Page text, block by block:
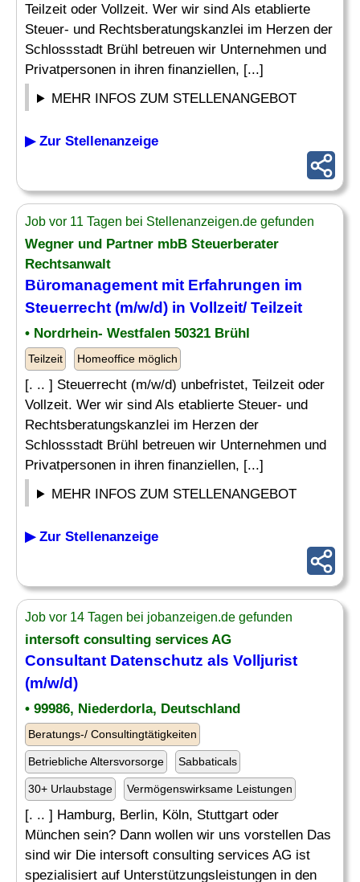
Teilzeit oder Vollzeit. Wer wir sind Als etablierte
Steuer- und Rechtsberatungskanzlei im Herzen der
Schlossstadt Brühl betreuen wir Unternehmen und
Privatpersonen in ihren finanziellen, [...]
MEHR INFOS ZUM STELLENANGEBOT
▶ Zur Stellenanzeige
Job vor 11 Tagen bei Stellenanzeigen.de gefunden
Wegner und Partner mbB Steuerberater
Rechtsanwalt
Büromanagement mit Erfahrungen im
Steuerrecht (m/w/d) in Vollzeit/ Teilzeit
• Nordrhein- Westfalen 50321 Brühl
Teilzeit Homeoffice möglich
[. .. ] Steuerrecht (m/w/d) unbefristet, Teilzeit oder
Vollzeit. Wer wir sind Als etablierte Steuer- und
Rechtsberatungskanzlei im Herzen der
Schlossstadt Brühl betreuen wir Unternehmen und
Privatpersonen in ihren finanziellen, [...]
MEHR INFOS ZUM STELLENANGEBOT
▶ Zur Stellenanzeige
Job vor 14 Tagen bei jobanzeigen.de gefunden
intersoft consulting services AG
Consultant Datenschutz als Volljurist
(m/w/d)
• 99986, Niederdorla, Deutschland
Beratungs-/ Consultingtätigkeiten
Betriebliche Altersvorsorge Sabbaticals
30+ Urlaubstage Vermögenswirksame Leistungen
[. .. ] Hamburg, Berlin, Köln, Stuttgart oder
München sein? Dann wollen wir uns vorstellen Das
sind wir Die intersoft consulting services AG ist
spezialisiert auf Unterstützungsleistungen in den